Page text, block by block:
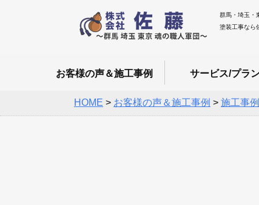
群馬・埼玉・
塗装工事なら
お客様の声＆施工事例 サービス/プラ
HOME > お客様の声＆施工事例 > 施工事例